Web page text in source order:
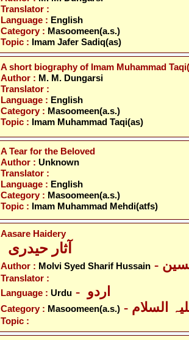
Translator :
Language : English
Category : Masoomeen(a.s.)
Topic : Imam Jafer Sadiq(as)
A short biography of Imam Muhammad
Author : M. M. Dungarsi
Translator :
Language : English
Category : Masoomeen(a.s.)
Topic : Imam Muhammad Taqi(as)
A Tear for the Beloved
Author : Unknown
Translator :
Language : English
Category : Masoomeen(a.s.)
Topic : Imam Muhammad Mehdi(atfs)
Aasare Haidery
آثار حیدری
Author : Molvi Syed Sharif Hussain
Translator :
Language : Urdu
Category : Masoomeen(a.s.)
Topic :